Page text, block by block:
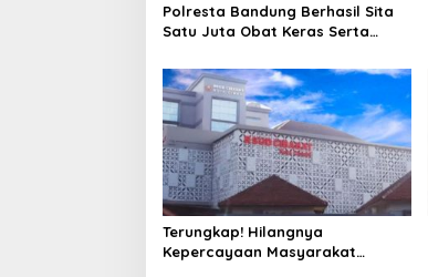
Polresta Bandung Berhasil Sita
Satu Juta Obat Keras Serta
Terungkap! Hilangnya
Kepercayaan Masyarakat